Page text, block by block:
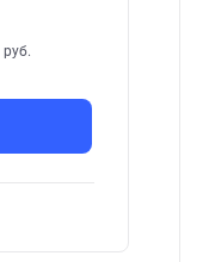
руб.